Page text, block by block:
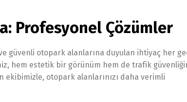
Profesyonel Çözümler
güvenli otopark alanlarına duyulan ihtiyaç her
hem estetik bir görünüm hem de trafik
ekibimizle, otopark alanlarınızı daha verimli